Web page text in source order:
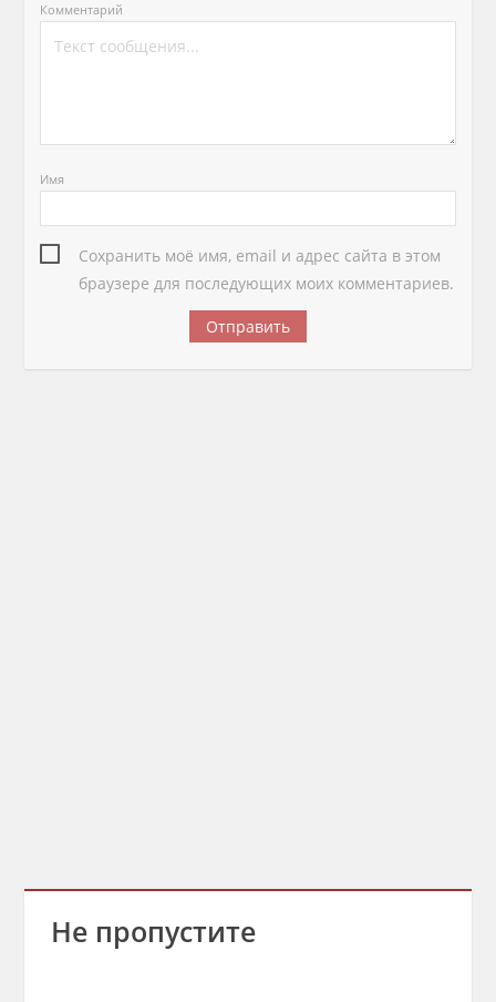
Комментарий
Имя
Сохранить моё имя, email и адрес сайта в этом
браузере для последующих моих комментариев.
Не пропустите